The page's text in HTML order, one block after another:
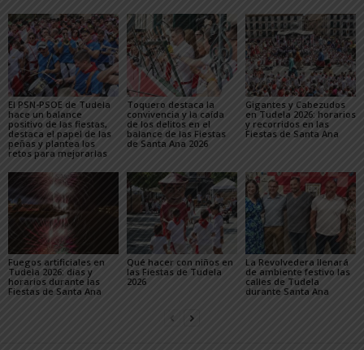
El PSN-PSOE de Tudela
hace un balance
positivo de las fiestas,
destaca el papel de las
peñas y plantea los
retos para mejorarlas
Toquero destaca la
convivencia y la caída
de los delitos en el
balance de las Fiestas
de Santa Ana 2026
Gigantes y Cabezudos
en Tudela 2026: horarios
y recorridos en las
Fiestas de Santa Ana
Fuegos artificiales en
Tudela 2026: días y
horarios durante las
Fiestas de Santa Ana
Qué hacer con niños en
las Fiestas de Tudela
2026
La Revolvedera llenará
de ambiente festivo las
calles de Tudela
durante Santa Ana